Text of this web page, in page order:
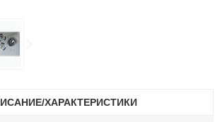
ХАРАКТЕРИСТИКИ